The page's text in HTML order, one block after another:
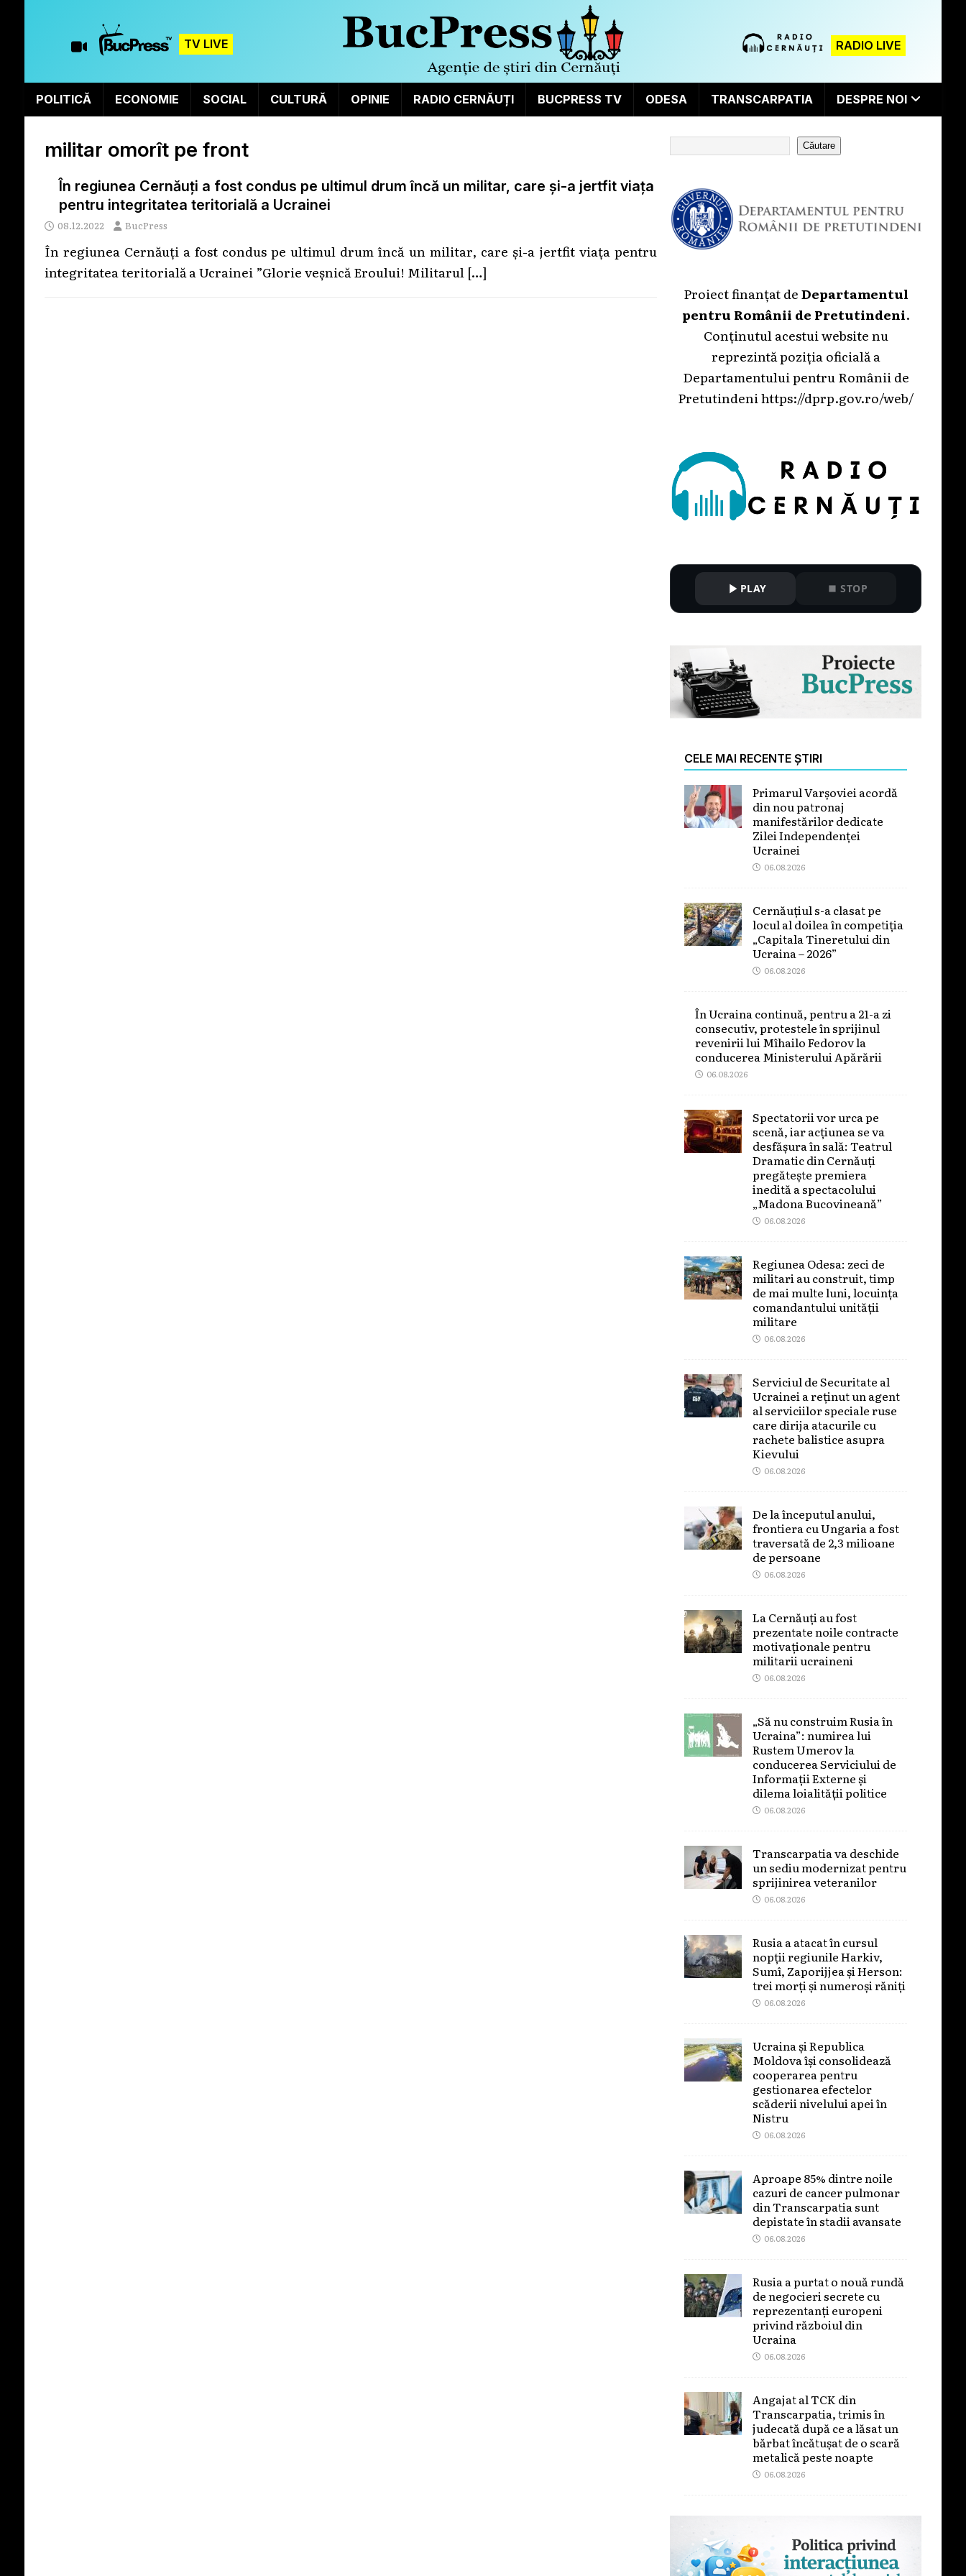
TV LIVE RADIO LIVE
POLITICĂ ECONOMIE SOCIAL CULTURĂ OPINIE RADIO CERNĂUȚI BUCPRESS TV ODESA TRANSCARPATIA DESPRE NOI
militar omorît pe front
În regiunea Cernăuți a fost condus pe ultimul drum încă un militar, care și-a jertfit viața
pentru integritatea teritorială a Ucrainei
08.12.2022 BucPress
În regiunea Cernăuți a fost condus pe ultimul drum încă un militar, care și-a jertfit viața pentru
integritatea teritorială a Ucrainei ”Glorie veșnică Eroului! Militarul […]
Căutare
Proiect finanțat deDepartamentul
pentru Românii de Pretutindeni.
Conținutul acestui website nu
reprezintă poziția oficială a
Departamentului pentru Românii de
Pretutindenihttps://dprp.gov.ro/web/
PLAY STOP
CELE MAI RECENTE ȘTIRI
Primarul Varșoviei acordă
din nou patronaj
manifestărilor dedicate
Zilei Independenței
Ucrainei
06.08.2026
Cernăuțiul s-a clasat pe
locul al doilea în competiția
„Capitala Tineretului din
Ucraina – 2026”
06.08.2026
În Ucraina continuă, pentru a 21-a zi
consecutiv, protestele în sprijinul
revenirii lui Mîhailo Fedorov la
conducerea Ministerului Apărării
06.08.2026
Spectatorii vor urca pe
scenă, iar acțiunea se va
desfășura în sală: Teatrul
Dramatic din Cernăuți
pregătește premiera
inedită a spectacolului
„Madona Bucovineană”
06.08.2026
Regiunea Odesa: zeci de
militari au construit, timp
de mai multe luni, locuința
comandantului unității
militare
06.08.2026
Serviciul de Securitate al
Ucrainei a reținut un agent
al serviciilor speciale ruse
care dirija atacurile cu
rachete balistice asupra
Kievului
06.08.2026
De la începutul anului,
frontiera cu Ungaria a fost
traversată de 2,3 milioane
de persoane
06.08.2026
La Cernăuți au fost
prezentate noile contracte
motivaționale pentru
militarii ucraineni
06.08.2026
„Să nu construim Rusia în
Ucraina”: numirea lui
Rustem Umerov la
conducerea Serviciului de
Informații Externe și
dilema loialității politice
06.08.2026
Transcarpatia va deschide
un sediu modernizat pentru
sprijinirea veteranilor
06.08.2026
Rusia a atacat în cursul
nopții regiunile Harkiv,
Sumî, Zaporijjea și Herson:
trei morți și numeroși răniți
06.08.2026
Ucraina și Republica
Moldova își consolidează
cooperarea pentru
gestionarea efectelor
scăderii nivelului apei în
Nistru
06.08.2026
Aproape 85% dintre noile
cazuri de cancer pulmonar
din Transcarpatia sunt
depistate în stadii avansate
06.08.2026
Rusia a purtat o nouă rundă
de negocieri secrete cu
reprezentanți europeni
privind războiul din
Ucraina
06.08.2026
Angajat al TCK din
Transcarpatia, trimis în
judecată după ce a lăsat un
bărbat încătușat de o scară
metalică peste noapte
06.08.2026